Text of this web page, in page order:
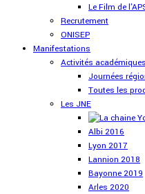
Le Film de
Recrutement
ONISEP
Manifestations
Activités académiques
Journées
Toutes les
Les JNE
Albi 2016
Lyon 2017
Lannion 2018
Bayonne 2019
Arles 2020